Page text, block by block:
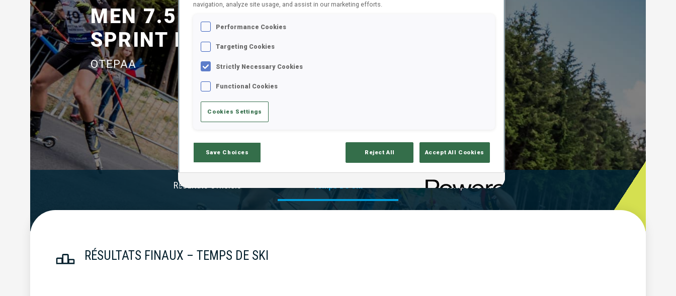
MEN 7.5 KM SUPER
SPRINT FINAL
OTEPAA
Résultats Officiels Temps De Tir
RÉSULTATS FINAUX – TEMPS DE SKI
navigation, analyze site usage, and assist in our marketing efforts.
Performance Cookies
Targeting Cookies
Strictly Necessary Cookies
Functional Cookies
Cookies Settings
Save Choices Reject All Accept All Cookies